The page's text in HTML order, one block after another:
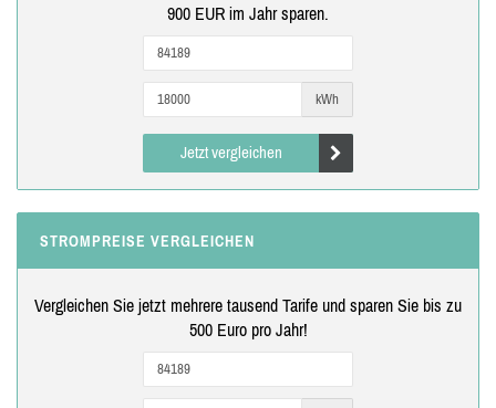
900 EUR im Jahr sparen.
kWh
Jetzt vergleichen
STROMPREISE VERGLEICHEN
Vergleichen Sie jetzt mehrere tausend Tarife und sparen Sie bis zu
500 Euro pro Jahr!